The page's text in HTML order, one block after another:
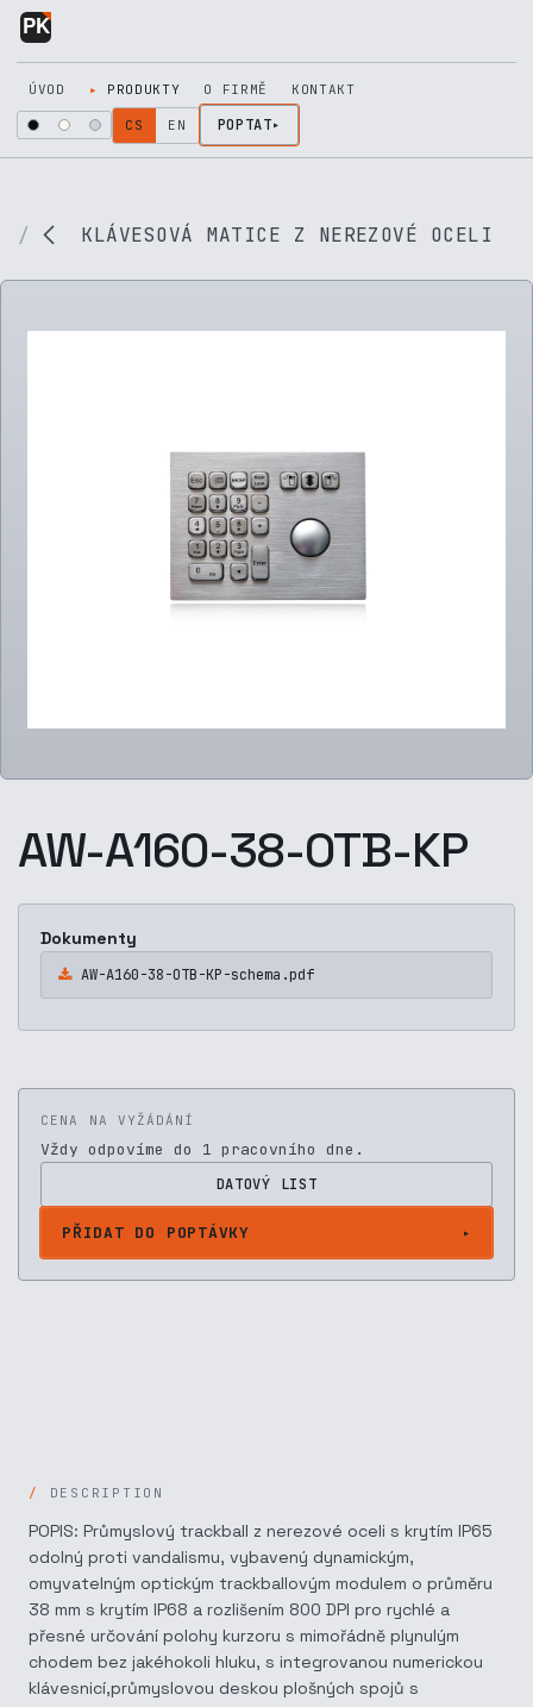
Přejít na obsah
ÚVOD PRODUKTY O FIRMĚ KONTAKT
CS EN POPTAT
KLÁVESOVÁ MATICE Z NEREZOVÉ OCELI
AW-A160-38-OTB-KP
Dokumenty
AW-A160-38-OTB-KP-schema.pdf
CENA NA VYŽÁDÁNÍ
Vždy odpovíme do 1 pracovního dne.
DATOVÝ LIST
PŘIDAT DO POPTÁVKY
DESCRIPTION
POPIS: Průmyslový trackball z nerezové oceli s krytím IP65
odolný proti vandalismu, vybavený dynamickým,
omyvatelným optickým trackballovým modulem o průměru
38 mm s krytím IP68 a rozlišením 800 DPI pro rychlé a
přesné určování polohy kurzoru s mimořádně plynulým
chodem bez jakéhokoli hluku, s integrovanou numerickou
klávesnicí,průmyslovou deskou plošných spojů s